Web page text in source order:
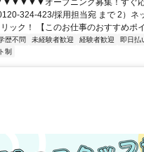
オープニング募集！す
324-423/採用担当宛 まで 2）ネ
ック！ 【このお仕事のおすすめポ
歴不問 未経験者歓迎 経験者歓迎 即日払
制